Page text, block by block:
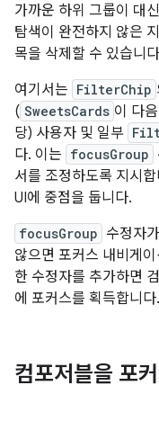
가까운 하위 그룹이 대
탐색이 완전하지 않은
목을 삭제할 수 있습니
여기서는 FilterChip
( SweetsCards 이 다
당) 사용자 및 일부
다. 이는 focusGroup
서를 조정하도록 지시
UI에 중점을 둡니다.
focusGroup 수정자
않으면 포커스 내비게
한 수정자를 추가하면
에 포커스를 획득합니
컴포저블을 포